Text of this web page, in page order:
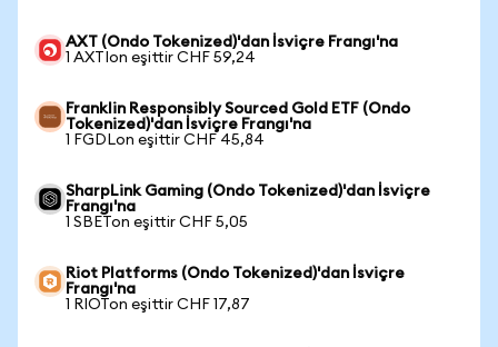
AXT (Ondo Tokenized)'dan İsviçre Frangı'na
1 AXTIon eşittir CHF 59,24
Franklin Responsibly Sourced Gold ETF (Ondo
Tokenized)'dan İsviçre Frangı'na
1 FGDLon eşittir CHF 45,84
SharpLink Gaming (Ondo Tokenized)'dan İsviçre
Frangı'na
1 SBETon eşittir CHF 5,05
Riot Platforms (Ondo Tokenized)'dan İsviçre
Frangı'na
1 RIOTon eşittir CHF 17,87